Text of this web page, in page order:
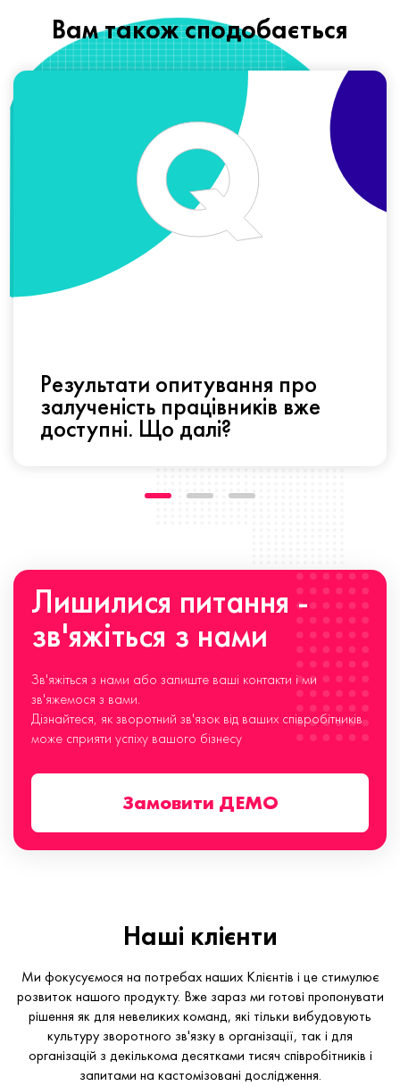
Вам також сподобається
Результати опитування про
залученість працівників вже
доступні. Що далі?
Лишилися питання -
зв'яжіться з нами
Зв'яжіться з нами або залиште ваші контакти і ми
зв'яжемося з вами.
Дізнайтеся, як зворотний зв'язок від ваших співробітників
може сприяти успіху вашого бізнесу
Замовити ДЕМО
Наші клієнти
Ми фокусуємося на потребах наших Клієнтів і це стимулює
розвиток нашого продукту. Вже зараз ми готові пропонувати
рішення як для невеликих команд, які тільки вибудовують
культуру зворотного зв'язку в організації, так і для
організацій з декількома десятками тисяч співробітників і
запитами на кастомізовані дослідження.